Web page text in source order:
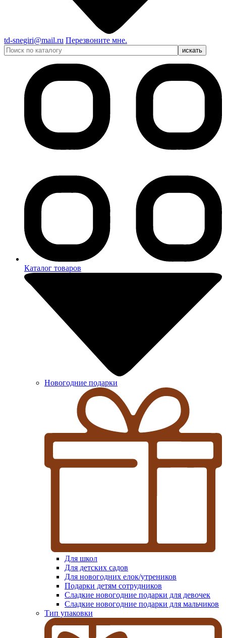
td-snegiri@mail.ru Перезвоните мне.
Каталог товаров
Новогодние подарки
Для школ
Для детских садов
Для новогодних елок/утреников
Подарки детям сотрудников
Сладкие новогодние подарки для девочек
Сладкие новогодние подарки для мальчиков
Тип упаковки